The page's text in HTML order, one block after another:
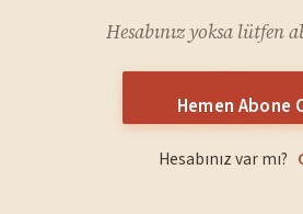
Hesabınız yoksa lütfen
Hemen Abone
Hesabınız var mı?